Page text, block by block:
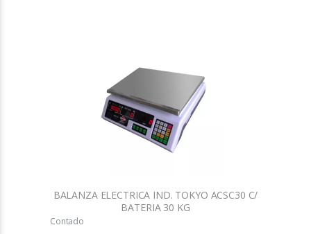
BALANZA ELECTRICA IND. TOKYO ACSC30 C/
BATERIA 30 KG
Contado